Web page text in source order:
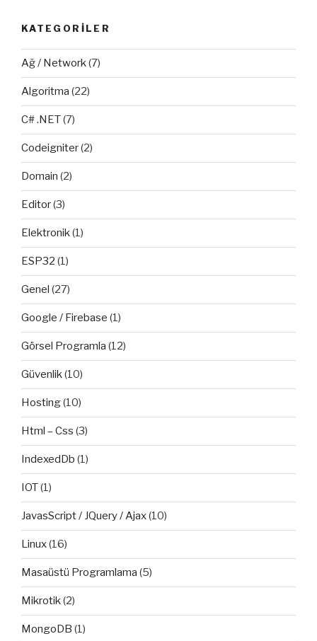
KATEGORILER
Ağ / Network(7)
Algoritma (22)
C# .NET(7)
Codeigniter(2)
Domain (2)
Editor(3)
Elektronik(1)
ESP32 (1)
Genel (27)
Google / Firebase (1)
Görsel Programla (12)
Güvenlik(10)
Hosting(10)
Html – Css (3)
IndexedDb (1)
IOT(1)
JavasScript / JQuery / Ajax(10)
Linux(16)
Masaüstü Programlama (5)
Mikrotik(2)
MongoDB (1)